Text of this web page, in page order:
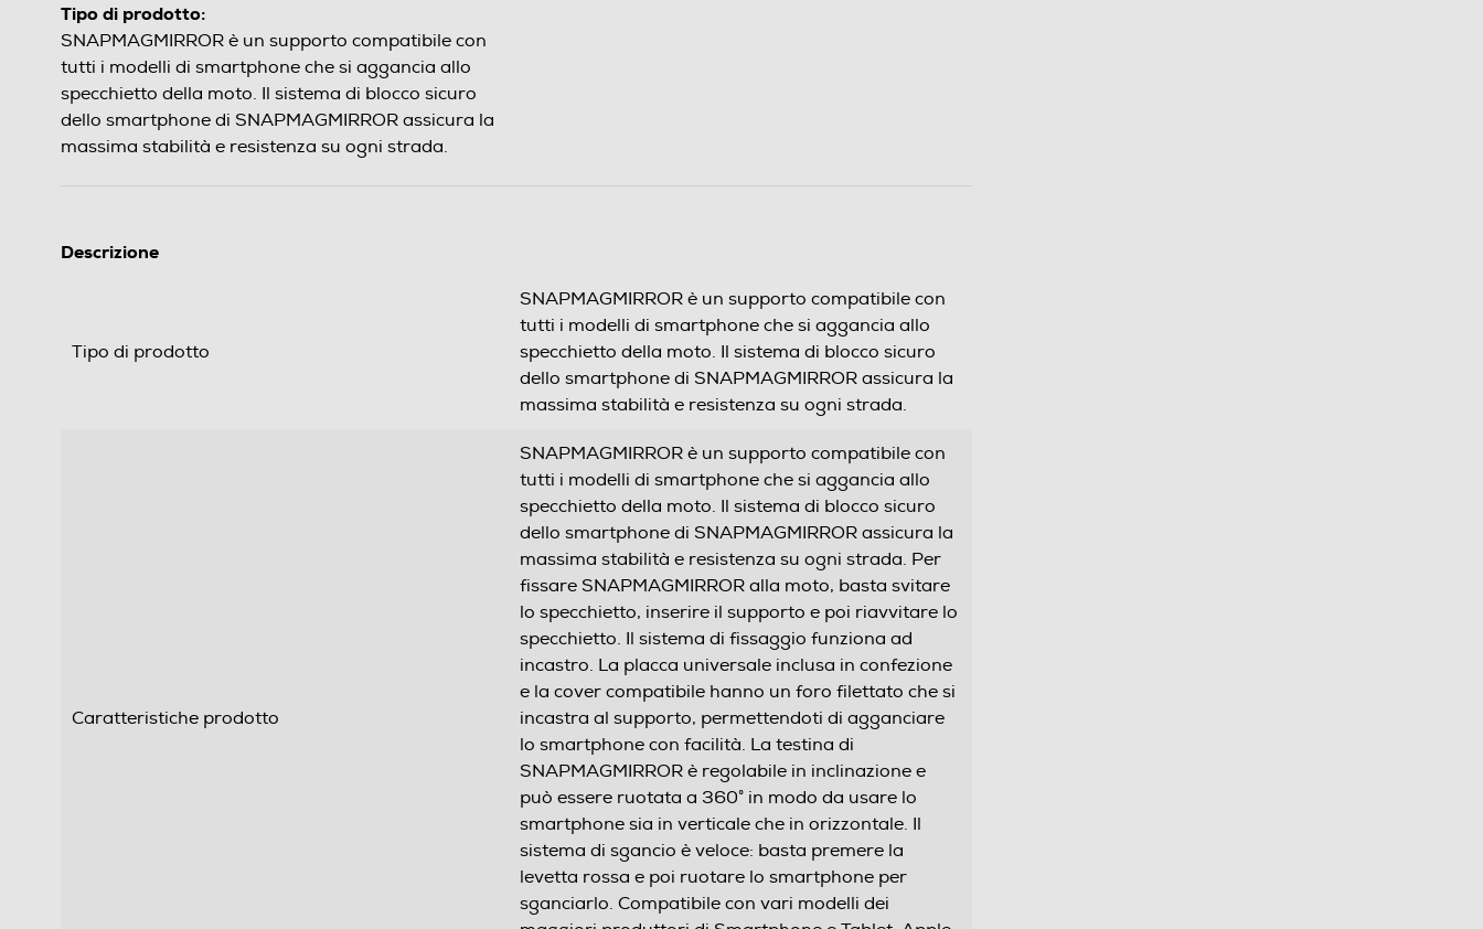
Tipo di prodotto:
SNAPMAGMIRROR è un supporto compatibile con
tutti i modelli di smartphone che si aggancia allo
specchietto della moto. Il sistema di blocco sicuro
dello smartphone di SNAPMAGMIRROR assicura la
massima stabilità e resistenza su ogni strada.
Descrizione
Tipo di prodotto
SNAPMAGMIRROR è un supporto compatibile con
tutti i modelli di smartphone che si aggancia allo
specchietto della moto. Il sistema di blocco sicuro
dello smartphone di SNAPMAGMIRROR assicura la
massima stabilità e resistenza su ogni strada.
Caratteristiche prodotto
SNAPMAGMIRROR è un supporto compatibile con
tutti i modelli di smartphone che si aggancia allo
specchietto della moto. Il sistema di blocco sicuro
dello smartphone di SNAPMAGMIRROR assicura la
massima stabilità e resistenza su ogni strada. Per
fissare SNAPMAGMIRROR alla moto, basta svitare
lo specchietto, inserire il supporto e poi riavvitare lo
specchietto. Il sistema di fissaggio funziona ad
incastro. La placca universale inclusa in confezione
e la cover compatibile hanno un foro filettato che si
incastra al supporto, permettendoti di agganciare
lo smartphone con facilità. La testina di
SNAPMAGMIRROR è regolabile in inclinazione e
può essere ruotata a 360° in modo da usare lo
smartphone sia in verticale che in orizzontale. Il
sistema di sgancio è veloce: basta premere la
levetta rossa e poi ruotare lo smartphone per
sganciarlo. Compatibile con vari modelli dei